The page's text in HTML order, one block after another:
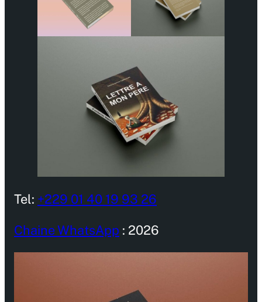
Tel: +229 01 40 19 93 26
Chaine WhatsApp : 2026